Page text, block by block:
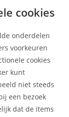
cookies
onderdelen
voorkeuren
cookies
kunt
niet steeds
een bezoek
dat de items